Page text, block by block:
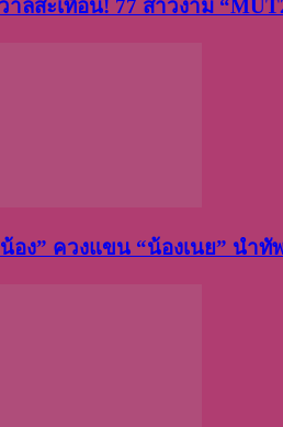
าลสะเทือน! 77 สาวงาม
อง” ควงแขน “น้องเนย” นำทั